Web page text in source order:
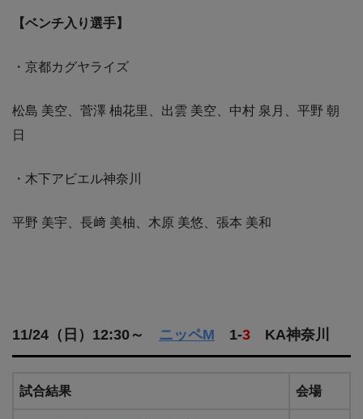
【ベンチ入り選手】
・京都カグヤライズ
松島 美空、菅澤 柚花里、出雲 美空、中村 泉月、平野 朝
日
・木下アビエル神奈川
平野 美宇、長﨑 美柚、木原 美悠、張本 美和
11/24（日）12:30～ ニッペM 1-3 KA神奈川
試合結果 会場